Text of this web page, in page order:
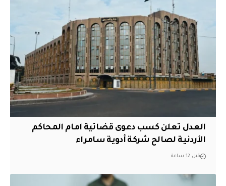
العدل تعلن كسب دعوى قضائية امام المحاكم
الأردنية لصالح شركة أدوية سامراء
قبل 12 ساعة